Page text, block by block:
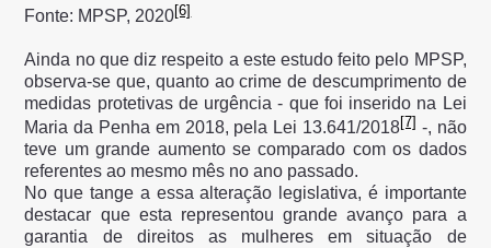
Fonte: MPSP, 2020[6]
Ainda no que diz respeito a este estudo feito pelo MPSP,
observa-se que, quanto ao crime de descumprimento de
medidas protetivas de urgência - que foi inserido na Lei
Maria da Penha em 2018, pela Lei 13.641/2018[7] -, não
teve um grande aumento se comparado com os dados
referentes ao mesmo mês no ano passado.
No que tange a essa alteração legislativa, é importante
destacar que esta representou grande avanço para a
garantia de direitos as mulheres em situação de